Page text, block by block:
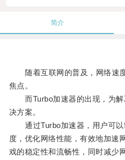
简介
随着互联网的普及，网络速
焦点。
而Turbo加速器的出现，为解
决方案。
通过Turbo加速器，用户可以
度，优化网络性能，有效地加速
戏的稳定性和流畅性，同时减少